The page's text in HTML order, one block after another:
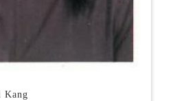
Kang